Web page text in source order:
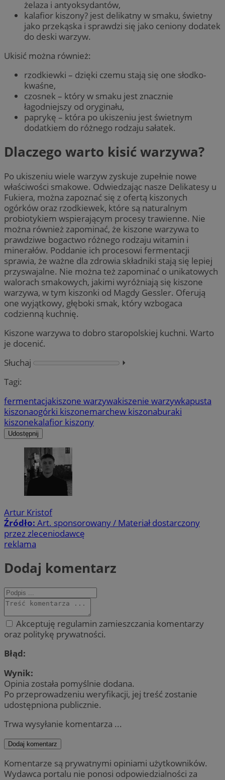
żelaza i antyoksydantów,
kalafior kiszony? jest delikatny w smaku, świetny
jako przekąska i sprawdzi się jako ceniony dodatek
do deski warzyw.
Ukisić można również:
rzodkiewki – dzięki czemu stają się one słodko-
kwaśne,
czosnek – który w smaku jest znacznie
łagodniejszy od oryginału,
paprykę – która po ukiszeniu jest świetnym
dodatkiem do różnego rodzaju sałatek.
Dlaczego warto kisić warzywa?
Po ukiszeniu wiele warzyw zyskuje zupełnie nowe
właściwości smakowe. Odwiedzając nasze Delikatesy u
Fukiera, można zapoznać się z ofertą kiszonych
ogórków oraz rzodkiewek, które są naturalnym
probiotykiem wspierającym procesy trawienne. Nie
można również zapominać, że kiszone warzywa to
prawdziwe bogactwo różnego rodzaju witamin i
minerałów. Poddanie ich procesowi fermentacji
sprawia, że ważne dla zdrowia składniki stają się lepiej
przyswajalne. Nie można też zapominać o unikatowych
walorach smakowych, jakimi wyróżniają się kiszone
warzywa, w tym kiszonki od Magdy Gessler. Oferują
one wyjątkowy, głęboki smak, który wzbogaca
codzienną kuchnię.
Kiszone warzywa to dobro staropolskiej kuchni. Warto
je docenić.
Słuchaj
⏵︎
Tagi:
fermentacjakiszone warzywakiszenie warzywkapusta
kiszonaogórki kiszonemarchew kiszonaburaki
kiszonekalafior kiszony
Udostępnij
Artur Kristof
Źródło: Art. sponsorowany / Materiał dostarczony
przez zleceniodawcę
reklama
Dodaj komentarz
Akceptuję regulamin zamieszczania komentarzy
oraz politykę prywatności.
Błąd:
Wynik:
Opinia została pomyślnie dodana.
Po przeprowadzeniu weryfikacji, jej treść zostanie
udostępniona publicznie.
Trwa wysyłanie komentarza ...
Dodaj komentarz
Komentarze są prywatnymi opiniami użytkowników.
Wydawca portalu nie ponosi odpowiedzialności za